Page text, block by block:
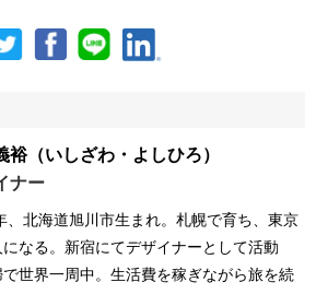
裕（いしざわ・よしひろ）
ナー
、北海道旭川市生まれ。札幌で育ち、東京
になる。新宿にてデザイナーとして活動
世界一周中。生活費を稼ぎながら旅を続